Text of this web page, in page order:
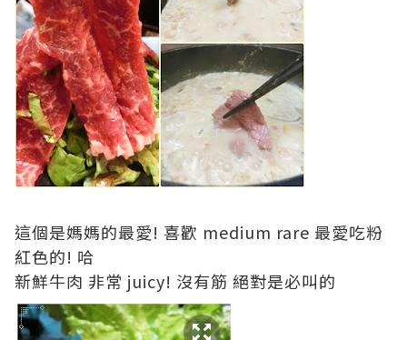
這個是媽媽的最愛! 喜歡 medium rare 最愛吃粉
紅色的! 哈
新鮮牛肉 非常 juicy! 沒有筋 絕對是必叫的